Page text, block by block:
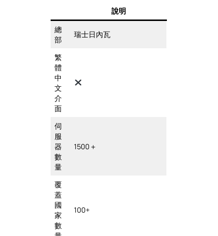
說明
總
部
瑞士日內瓦
繁
體
中
文
介
面
伺
服
器
數
量
1500＋
覆
蓋
國
家
數
100+